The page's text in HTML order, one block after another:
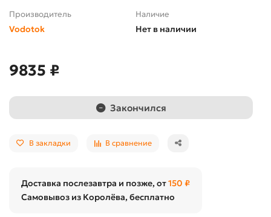
Производитель
Vodotok
Наличие
Нет в наличии
9835 ₽
Закончился
В закладки В сравнение
Доставка послезавтра и позже, от150 ₽
Самовывоз из Королёва, бесплатно